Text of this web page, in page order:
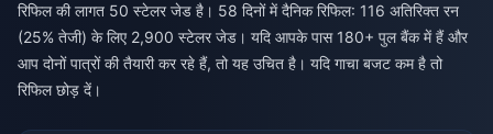
रिफिल की लागत 50 स्टेलर जेड है। 58 दिनों में दैनिक रिफिल: 116 अतिरिक्त रन
(25% तेजी) के लिए 2,900 स्टेलर जेड। यदि आपके पास 180+ पुल बैंक में हैं और
आप दोनों पात्रों की तैयारी कर रहे हैं, तो यह उचित है। यदि गाचा बजट कम है तो
रिफिल छोड़ दें।